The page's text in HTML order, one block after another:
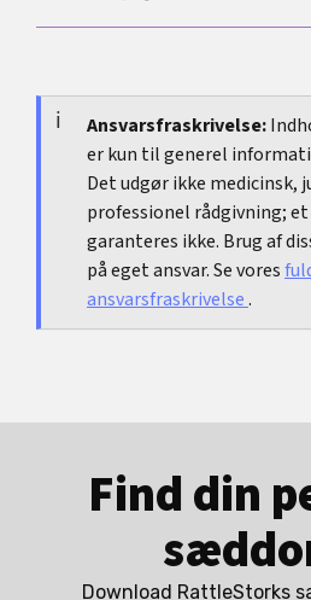
det undersøges medicinsk.
eller et ændret mønster i
smerter, blødning, tidspunkt
produkter eller medicin. De
vurderingen både hurtigere
Ansvarsfraskrivelse:
er kun til generel
Det udgør ikke medicinsk,
professionel rådgivning;
garanteres ikke. Brug af
på eget ansvar. Se vores
ansvarsfraskrivelse.
Find din
Download RattleStorks